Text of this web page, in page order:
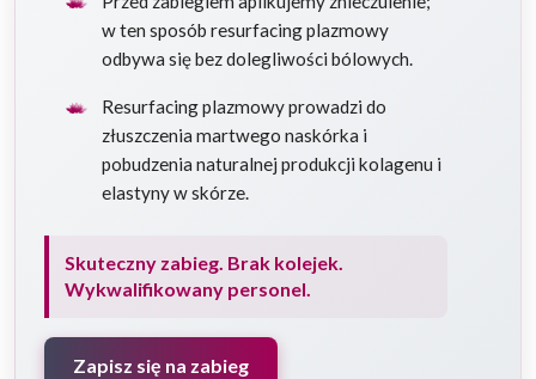
w ten sposób resurfacing plazmowy
odbywa się bez dolegliwości bólowych.
Resurfacing plazmowy prowadzi do
złuszczenia martwego naskórka i
pobudzenia naturalnej produkcji kolagenu i
elastyny w skórze.
Skuteczny zabieg. Brak kolejek.
Wykwalifikowany personel.
Zapisz się na zabieg